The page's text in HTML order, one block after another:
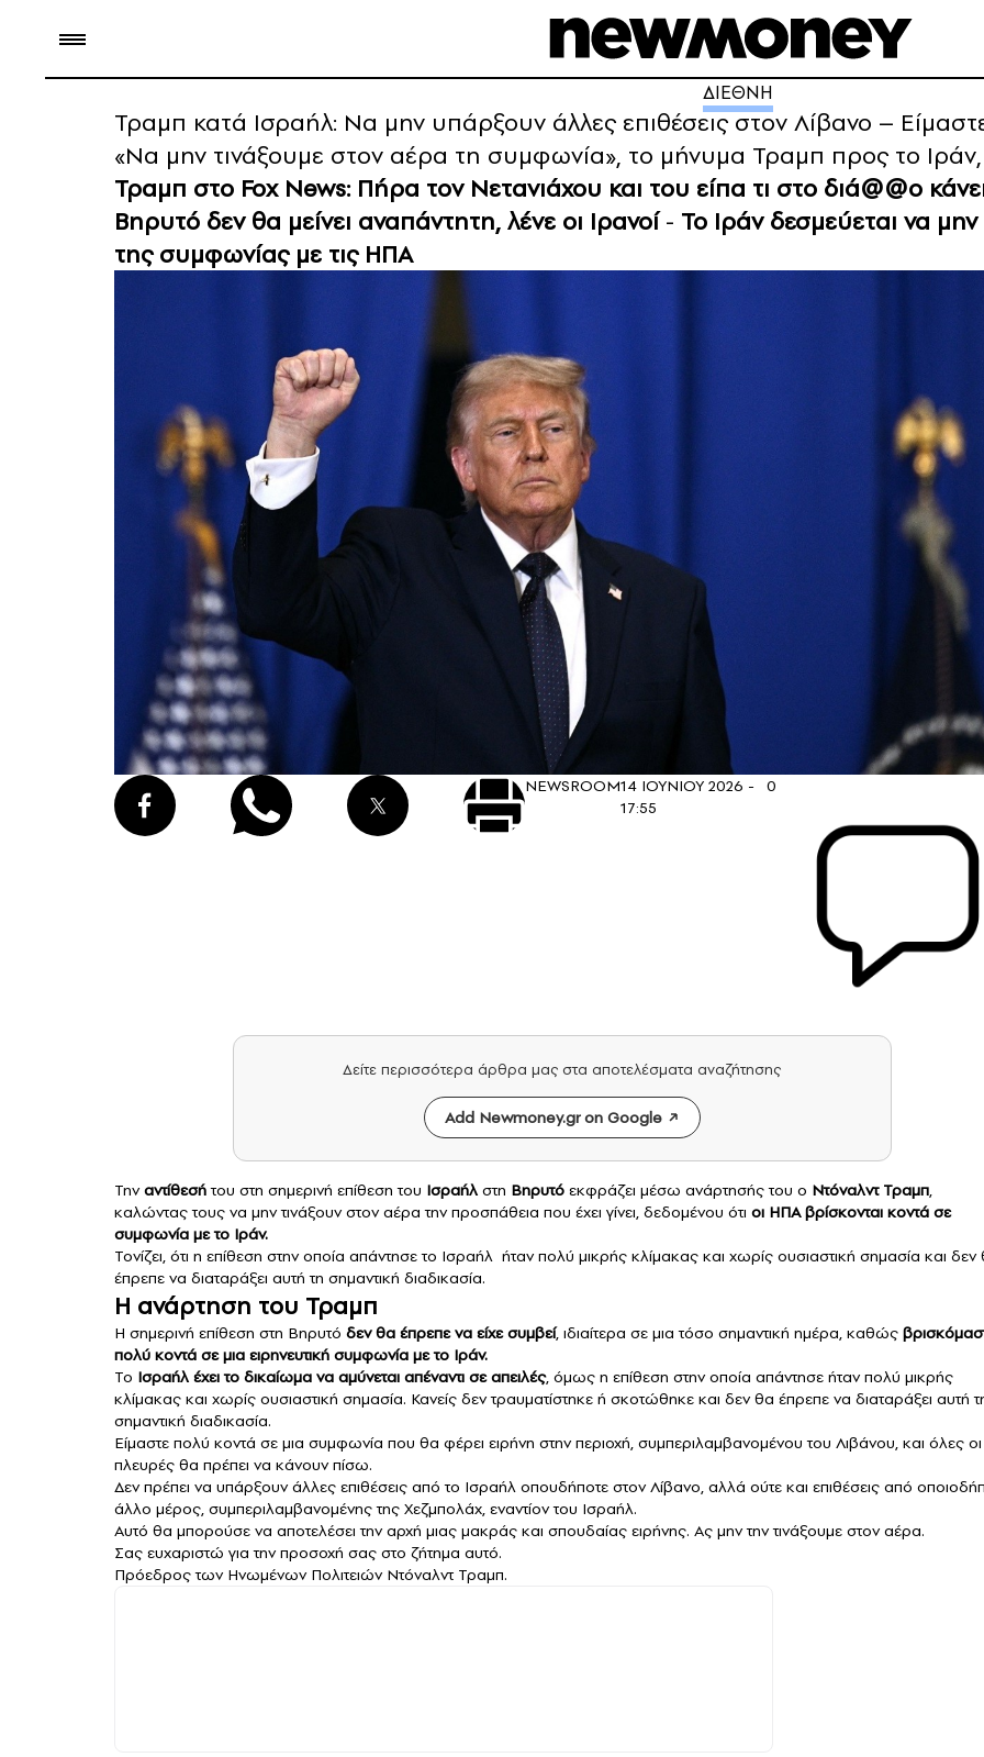
ΔΙΕΘΝΗ
Τραμπ κατά Ισραήλ: Nα μην υπάρξουν άλλες επιθέσεις στον Λίβανο –
«Να μην τινάξουμε στον αέρα τη συμφωνία», το μήνυμα Τραμπ προς το Ιράν,
Τραμπ στο Fox News: Πήρα τον Νετανιάχου και του είπα τι στο διά@@ο
Βηρυτό δεν θα μείνει αναπάντητη, λένε οι Ιρανοί - Το Ιράν δεσμεύεται να
της συμφωνίας με τις ΗΠΑ
NEWSROOM14 ΙΟΥΝΙΟΥ 2026 -
17:55
0
Δείτε περισσότερα άρθρα μας στα αποτελέσματα αναζήτησης
Add Newmoney.gr on Google
Τηναντίθεσήτου στη σημερινή επίθεση του Ισραήλ στη Βηρυτό εκφράζει μέσω ανάρτησής του ο Ντόναλντ Τραμπ,
καλώντας τους να μην τινάξουν στον αέρα την προσπάθεια που έχει γίνει, δεδομένου ότι οι ΗΠΑ βρίσκονται κοντά σε
συμφωνία με το Ιράν.
Τονίζει, ότι η επίθεση στην οποία απάντησε το Ισραήλ ήταν πολύ μικρής κλίμακας και χωρίς ουσιαστική σημασία και δεν
έπρεπε να διαταράξει αυτή τη σημαντική διαδικασία.
Η ανάρτηση του Τραμπ
Η σημερινή επίθεση στη Βηρυτό δεν θα έπρεπε να είχε συμβεί, ιδιαίτερα σε μια τόσο σημαντική ημέρα, καθώς
πολύ κοντά σε μια ειρηνευτική συμφωνία με το Ιράν.
Το Ισραήλ έχει το δικαίωμα να αμύνεται απέναντι σε απειλές, όμως η επίθεση στην οποία απάντησε ήταν πολύ μικρής
κλίμακας και χωρίς ουσιαστική σημασία. Κανείς δεν τραυματίστηκε ή σκοτώθηκε και δεν θα έπρεπε να διαταράξει αυτή
σημαντική διαδικασία.
Είμαστε πολύ κοντά σε μια συμφωνία που θα φέρει ειρήνη στην περιοχή, συμπεριλαμβανομένου του Λιβάνου, και όλες οι
πλευρές θα πρέπει να κάνουν πίσω.
Δεν πρέπει να υπάρξουν άλλες επιθέσεις από το Ισραήλ οπουδήποτε στον Λίβανο, αλλά ούτε και επιθέσεις από
άλλο μέρος, συμπεριλαμβανομένης της Χεζμπολάχ, εναντίον του Ισραήλ.
Αυτό θα μπορούσε να αποτελέσει την αρχή μιας μακράς και σπουδαίας ειρήνης. Ας μην την τινάξουμε στον αέρα.
Σας ευχαριστώ για την προσοχή σας στο ζήτημα αυτό.
Πρόεδρος των Ηνωμένων Πολιτειών Ντόναλντ Τραμπ.